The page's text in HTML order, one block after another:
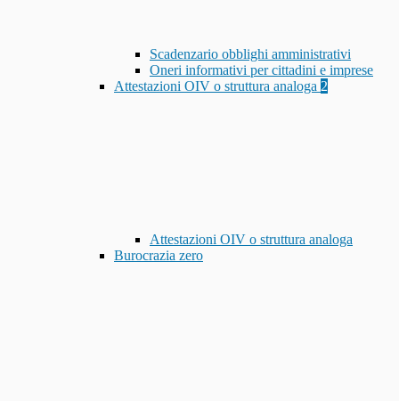
Scadenzario obblighi amministrativi
Oneri informativi per cittadini e imprese
Attestazioni OIV o struttura analoga 2
Attestazioni OIV o struttura analoga
Burocrazia zero